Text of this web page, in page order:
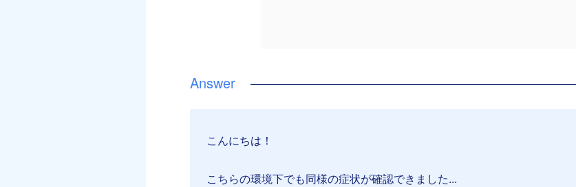
こんにちは！
こちらの環境下でも同様の症状が確認できました...